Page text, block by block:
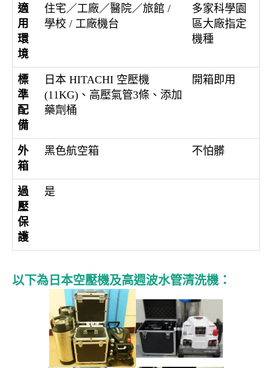
適
用
環
境
住宅／工廠／醫院／旅館 /
學校 / 工廠機台
多家科學園
區大廠指定
機種
標
準
配
備
日本 HITACHI 空壓機
(11KG)、高壓氣管3條、添加
藥劑桶
開箱即用
外
箱
黑色航空箱 不怕髒
過
壓
保
護
是
以下為日本空壓機及高週波水管清洗機：